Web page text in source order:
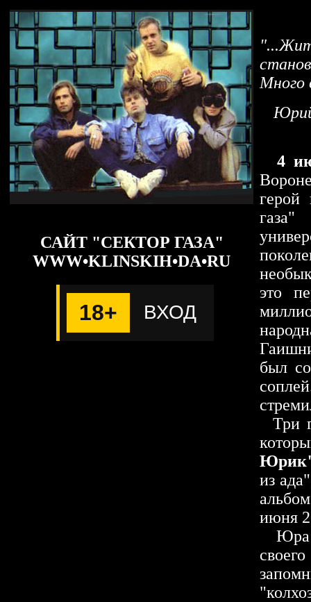
САЙТ "СЕКТОР ГАЗА"
WWW•KLINSKIH•DA•RU
18+ ВХОД
Много
4
герой
это
был
Три
из
июня
Юра